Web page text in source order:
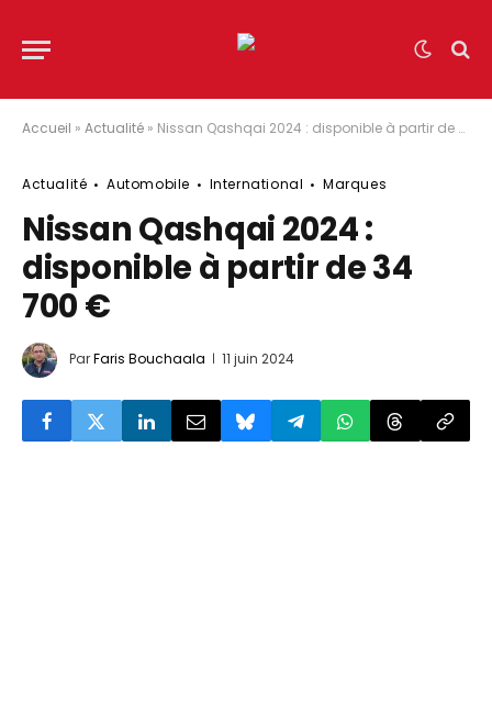
Accueil » Actualité » Nissan Qashqai 2024 : disponible à partir de 34 700 €
Actualité Automobile International Marques
Nissan Qashqai 2024 :
disponible à partir de 34
700 €
ParFaris Bouchaala 11 juin 2024